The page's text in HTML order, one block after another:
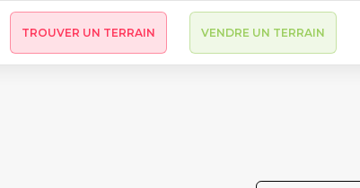
TROUVER UN TERRAIN VENDRE UN TERRAIN